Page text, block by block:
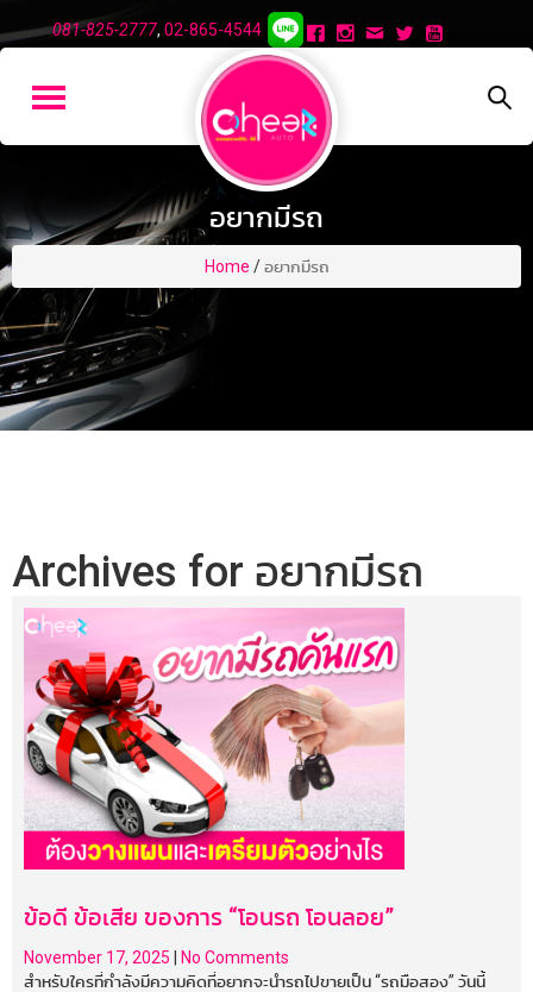
081-825-2777, 02-865-4544
อยากมีรถ
Home / อยากมีรถ
Archives for อยากมีรถ
ข้อดี ข้อเสีย ของการ “โอนรถ โอนลอย”
November 17, 2025
No Comments
สำหรับใครที่กำลังมีความคิดที่อยากจะนำรถไปขายเป็น “รถมือสอง” วันนี้